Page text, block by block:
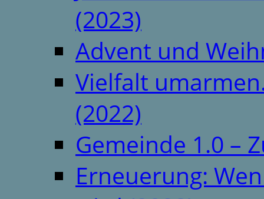
(2023)
Advent und
Vielfalt
(2022)
Gemeinde 1.0 –
Erneuerung: